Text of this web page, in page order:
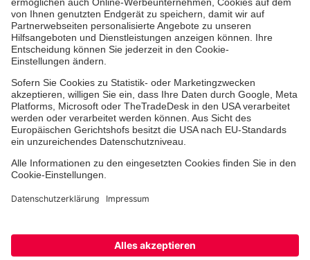
Jobs & Ehrenamt
Freiwilligendienst
Spendenprojekte
Johanniter-Jugend
Einrichtungen
Cookie-Einstellungen Datenschutz Barrierefreiheit